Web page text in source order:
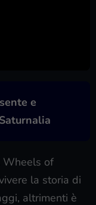
e
Wheels of
la storia di
altrimenti è